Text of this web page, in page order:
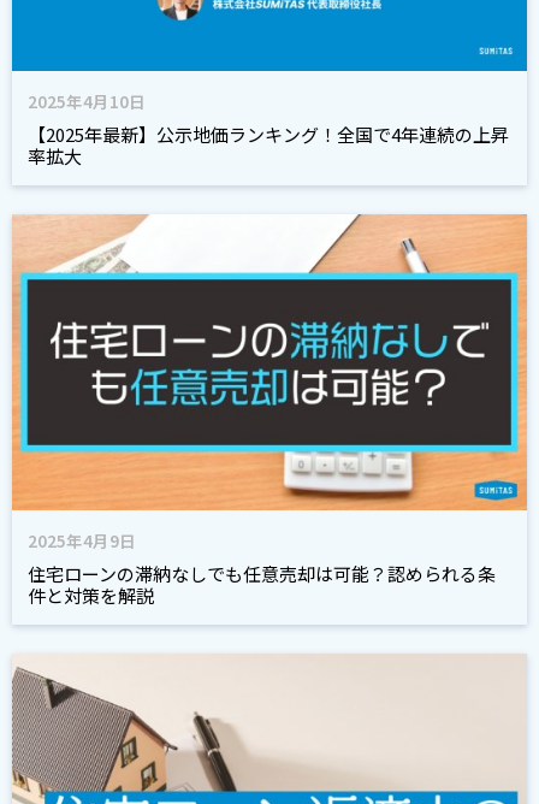
2025年4月10日
【2025年最新】公示地価ランキング！全国で4年連続の上昇
率拡大
2025年4月9日
住宅ローンの滞納なしでも任意売却は可能？認められる条
件と対策を解説